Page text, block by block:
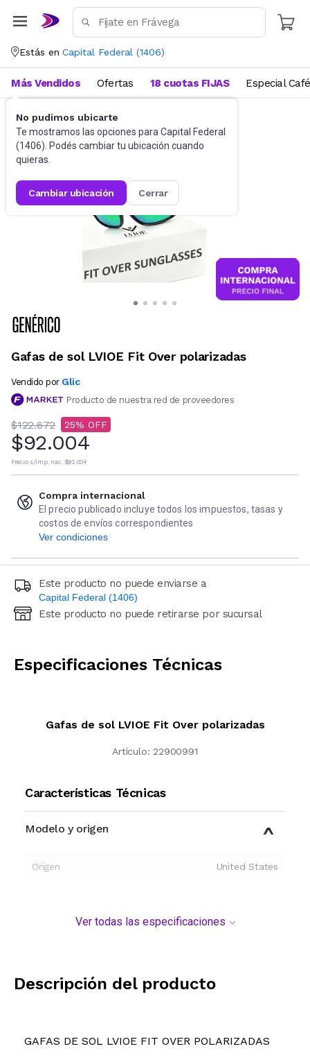
Estás en Capital Federal (1406)
No pudimos ubicarte
Te mostramos las opciones para Capital Federal
(1406). Podés cambiar tu ubicación cuando
quieras.
cambiar ubicación cerrar
Más Vendidos Ofertas 18 cuotas FIJAS Especial Café
Accesorios Anteojos de sol
Gafas de sol LVIOE Fit Over polarizadas
Vendido por Glic
Producto de nuestra red de proveedores
$122.672 25
$92.004
Precio s/imp. nac. $92.004
Compra internacional
El precio publicado incluye todos los impuestos, tasas y
costos de envíos correspondientes
Ver condiciones
Este producto no puede enviarse a
Capital Federal (1406)
Ingresá código postal (sólo números)
Este producto no puede retirarse por sucursal
Especificaciones Técnicas
Gafas de sol LVIOE Fit Over polarizadas
Artículo: 22900991
Características Técnicas
Modelo y origen
Origen United States
Ver todas las especificaciones
Descripción del producto
GAFAS DE SOL LVIOE FIT OVER POLARIZADAS